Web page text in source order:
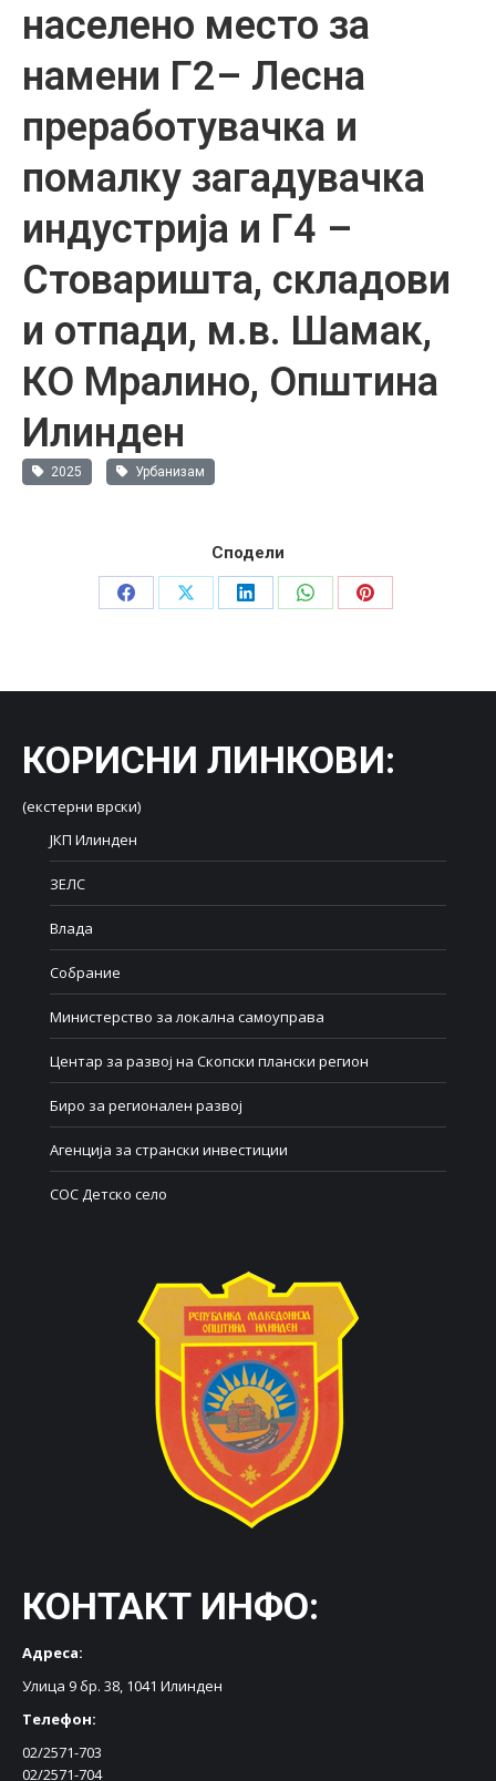
населено место за
намени Г2– Лесна
преработувачка и
помалку загадувачка
индустрија и Г4 –
Стоваришта, складови
и отпади, м.в. Шамак,
КО Мралино, Општина
Илинден
2025 Урбанизам
Сподели
Share
Share
Share
Share
Share
КОРИСНИ ЛИНКОВИ:
(екстерни врски)
ЈКП Илинден
ЗЕЛС
Влада
Собрание
Министерство за локална самоуправа
Центар за развој на Скопски плански регион
Биро за регионален развој
Агенција за странски инвестиции
СОС Детско село
КОНТАКТ ИНФО:
Адреса:
Улица 9 бр. 38, 1041 Илинден
Телефон:
02/2571-703
02/2571-704